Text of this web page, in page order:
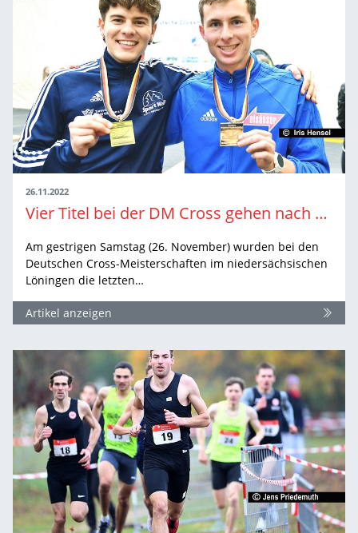
26.11.2022
Vier Titel bei der DM Cross gehen nach Baden-Württemberg
Am gestrigen Samstag (26. November) wurden bei den
Deutschen Cross-Meisterschaften im niedersächsischen
Löningen die letzten…
Artikel anzeigen